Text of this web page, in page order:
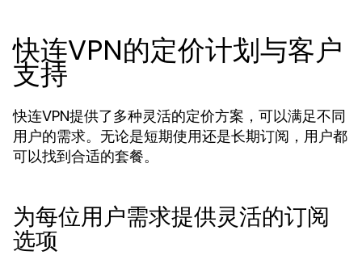
快连VPN的定价计划与客户
支持
快连VPN提供了多种灵活的定价方案，可以满足不同
用户的需求。无论是短期使用还是长期订阅，用户都
可以找到合适的套餐。
为每位用户需求提供灵活的订阅
选项